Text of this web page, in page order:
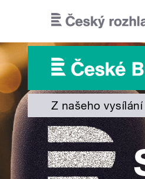
Z našeho vysílání